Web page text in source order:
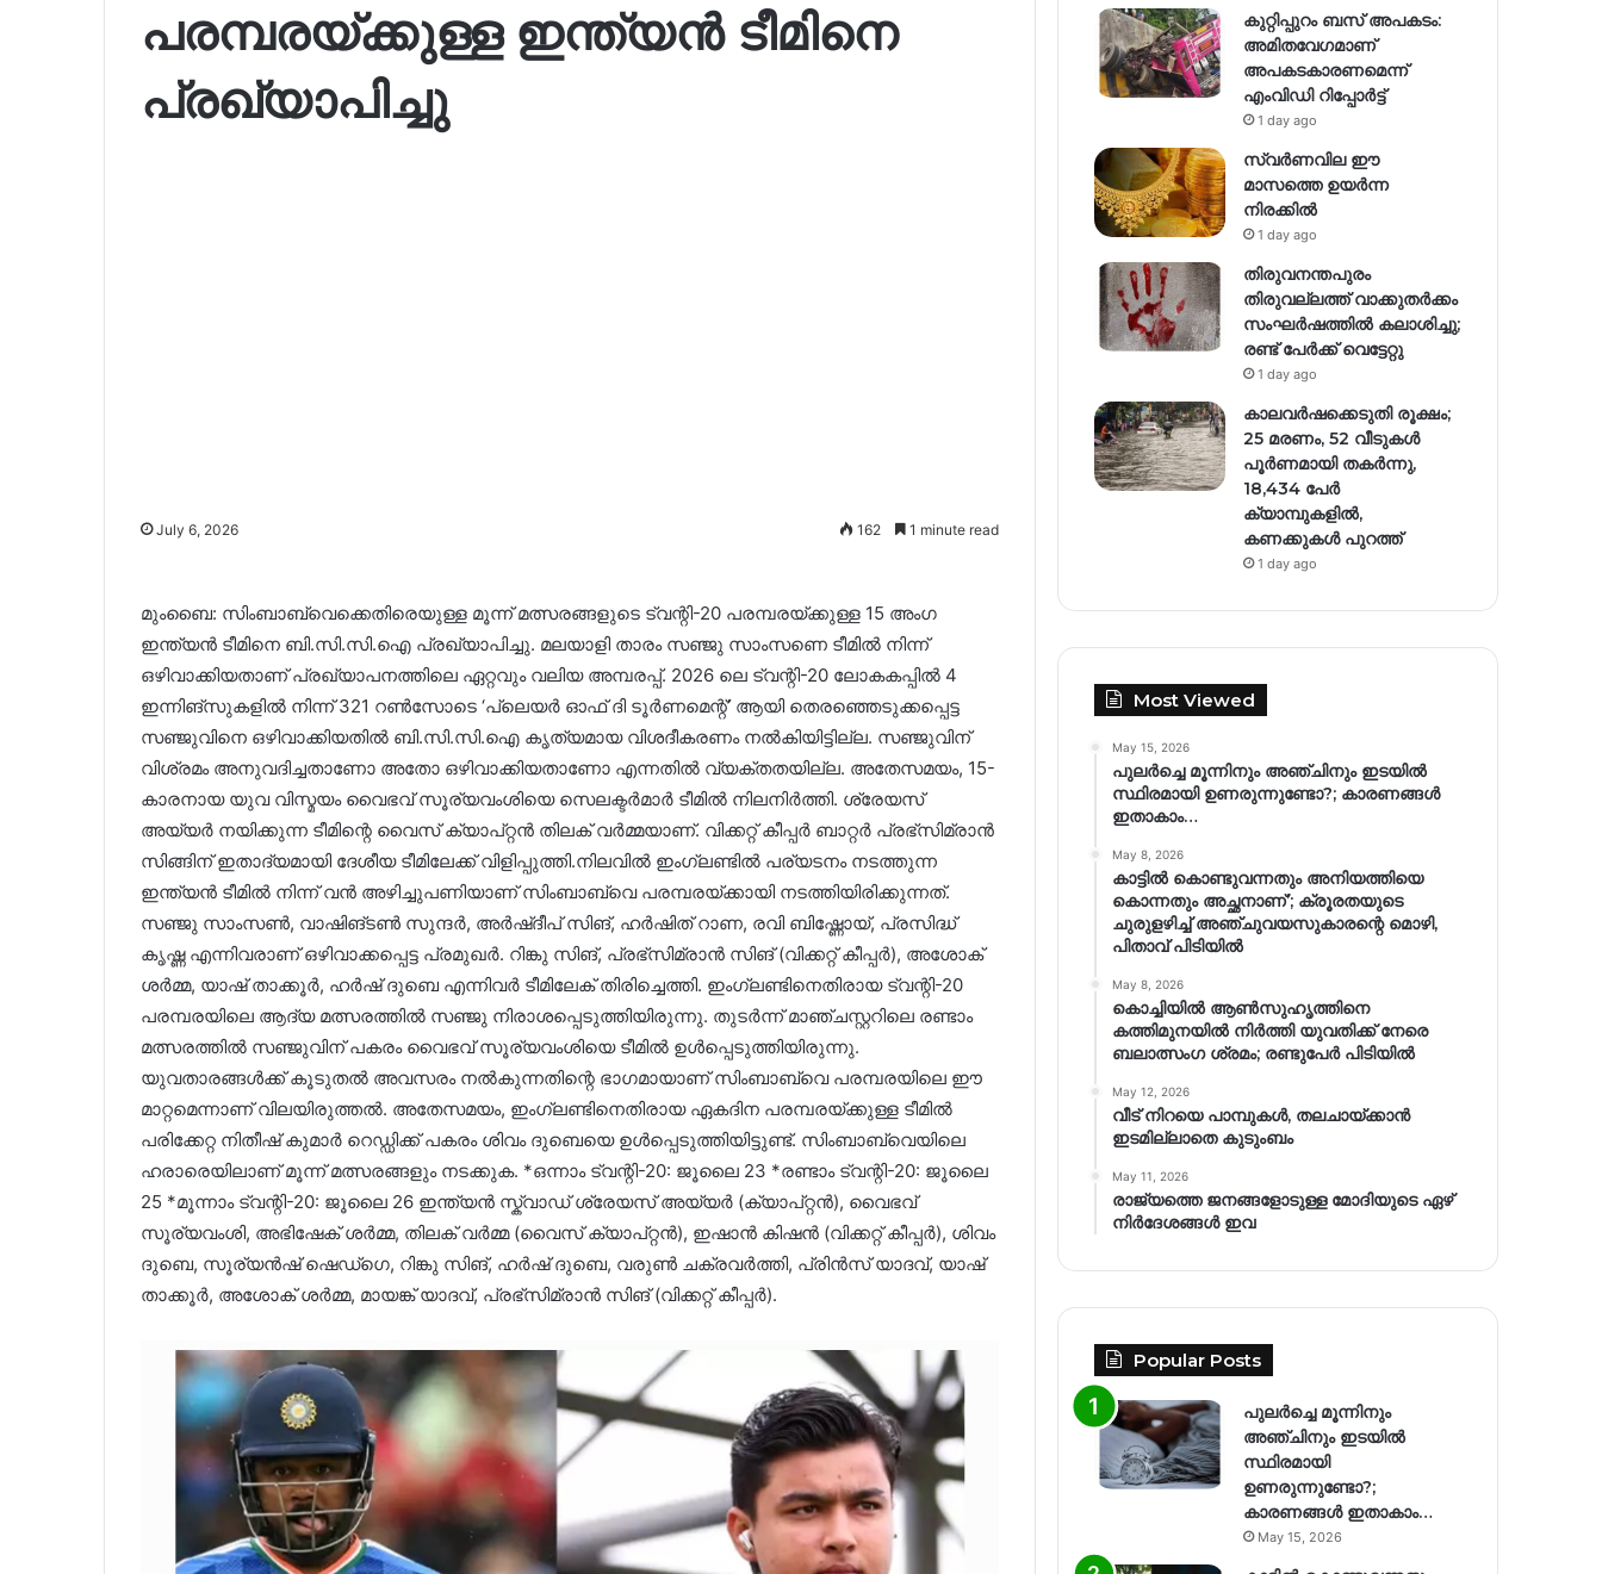
പരമ്പരയ്ക്കുള്ള ഇന്ത്യൻ ടീമിനെ
പ്രഖ്യാപിച്ചു
July 6, 2026 162 1 minute read
മുംബൈ: സിംബാബ്‌വെക്കെതിരെയുള്ള മൂന്ന് മത്സരങ്ങളുടെ ട്വന്റി-20 പരമ്പരയ്ക്കുള്ള 15 അംഗ
ഇന്ത്യൻ ടീമിനെ ബി.സി.സി.ഐ പ്രഖ്യാപിച്ചു. മലയാളി താരം സഞ്ജു സാംസണെ ടീമിൽ നിന്ന്
ഒഴിവാക്കിയതാണ് പ്രഖ്യാപനത്തിലെ ഏറ്റവും വലിയ അമ്പരപ്പ്. 2026 ലെ ട്വന്റി-20 ലോകകപ്പിൽ 4
ഇന്നിങ്സുകളിൽ നിന്ന് 321 റൺസോടെ ‘പ്ലെയർ ഓഫ് ദി ടൂർണമെന്റ്’ ആയി തെരഞ്ഞെടുക്കപ്പെട്ട
സഞ്ജുവിനെ ഒഴിവാക്കിയതിൽ ബി.സി.സി.ഐ കൃത്യമായ വിശദീകരണം നൽകിയിട്ടില്ല. സഞ്ജുവിന്
വിശ്രമം അനുവദിച്ചതാണോ അതോ ഒഴിവാക്കിയതാണോ എന്നതിൽ വ്യക്തതയില്ല. അതേസമയം, 15-
കാരനായ യുവ വിസ്മയം വൈഭവ് സൂര്യവംശിയെ സെലക്ടർമാർ ടീമിൽ നിലനിർത്തി. ശ്രേയസ്
അയ്യർ നയിക്കുന്ന ടീമിന്റെ വൈസ് ക്യാപ്റ്റൻ തിലക് വർമ്മയാണ്. വിക്കറ്റ് കീപ്പർ ബാറ്റർ പ്രഭ്സിമ്രാൻ
സിങ്ങിന് ഇതാദ്യമായി ദേശീയ ടീമിലേക്ക് വിളിപ്പുത്തി.നിലവിൽ ഇംഗ്ലണ്ടിൽ പര്യടനം നടത്തുന്ന
ഇന്ത്യൻ ടീമിൽ നിന്ന് വൻ അഴിച്ചുപണിയാണ് സിംബാബ്‌വെ പരമ്പരയ്ക്കായി നടത്തിയിരിക്കുന്നത്.
സഞ്ജു സാംസൺ, വാഷിങ്ടൺ സുന്ദർ, അർഷ്ദീപ് സിങ്, ഹർഷിത് റാണ, രവി ബിഷ്ണോയ്, പ്രസിദ്ധ്
കൃഷ്ണ എന്നിവരാണ് ഒഴിവാക്കപ്പെട്ട പ്രമുഖർ. റിങ്കു സിങ്, പ്രഭ്സിമ്രാൻ സിങ് (വിക്കറ്റ് കീപ്പർ), അശോക്
ശർമ്മ, യാഷ് താക്കൂർ, ഹർഷ് ദുബെ എന്നിവർ ടീമിലേക് തിരിച്ചെത്തി. ഇംഗ്ലണ്ടിനെതിരായ ട്വന്റി-20
പരമ്പരയിലെ ആദ്യ മത്സരത്തിൽ സഞ്ജു നിരാശപ്പെടുത്തിയിരുന്നു. തുടർന്ന് മാഞ്ചസ്റ്ററിലെ രണ്ടാം
മത്സരത്തിൽ സഞ്ജുവിന് പകരം വൈഭവ് സൂര്യവംശിയെ ടീമിൽ ഉൾപ്പെടുത്തിയിരുന്നു.
യുവതാരങ്ങൾക്ക് കൂടുതൽ അവസരം നൽകുന്നതിന്റെ ഭാഗമായാണ് സിംബാബ്‌വെ പരമ്പരയിലെ ഈ
മാറ്റമെന്നാണ് വിലയിരുത്തൽ. അതേസമയം, ഇംഗ്ലണ്ടിനെതിരായ ഏകദിന പരമ്പരയ്ക്കുള്ള ടീമിൽ
പരിക്കേറ്റ നിതീഷ് കുമാർ റെഡ്ഡിക്ക് പകരം ശിവം ദുബെയെ ഉൾപ്പെടുത്തിയിട്ടുണ്ട്. സിംബാബ്‌വെയിലെ
ഹരാരെയിലാണ് മൂന്ന് മത്സരങ്ങളും നടക്കുക. *ഒന്നാം ട്വന്റി-20: ജൂലൈ 23 *രണ്ടാം ട്വന്റി-20: ജൂലൈ
25 *മൂന്നാം ട്വന്റി-20: ജൂലൈ 26 ഇന്ത്യൻ സ്ക്വാഡ്‌ ശ്രേയസ് അയ്യർ (ക്യാപ്റ്റൻ), വൈഭവ്
സൂര്യവംശി, അഭിഷേക് ശർമ്മ, തിലക് വർമ്മ (വൈസ് ക്യാപ്റ്റൻ), ഇഷാൻ കിഷൻ (വിക്കറ്റ് കീപ്പർ), ശിവം
ദുബെ, സൂര്യൻഷ് ഷെഡ്ഗെ, റിങ്കു സിങ്, ഹർഷ് ദുബെ, വരുൺ ചക്രവർത്തി, പ്രിൻസ് യാദവ്, യാഷ്
താക്കൂർ, അശോക് ശർമ്മ, മായങ്ക് യാദവ്, പ്രഭ്സിമ്രാൻ സിങ് (വിക്കറ്റ് കീപ്പർ).
കുറ്റിപ്പുറം ബസ് അപകടം:
അമിതവേഗമാണ്
അപകടകാരണമെന്ന്
എംവിഡി റിപ്പോർട്ട്
1 day ago
സ്വര്‍ണവില ഈ
മാസത്തെ ഉയര്‍ന്ന
നിരക്കില്‍
1 day ago
തിരുവനന്തപുരം
തിരുവല്ലത്ത് വാക്കുതർക്കം
സംഘർഷത്തിൽ കലാശിച്ചു;
രണ്ട് പേർക്ക് വെട്ടേറ്റു
1 day ago
കാലവർഷക്കെടുതി രൂക്ഷം;
25 മരണം, 52 വീ‌ടുകൾ
പൂർണമായി തകർന്നു,
18,434 പേർ
ക്യാമ്പുകളിൽ,
കണക്കുകൾ പുറത്ത്
1 day ago
Most Viewed
May 15, 2026
പുലർച്ചെ മൂന്നിനും അഞ്ചിനും ഇടയിൽ
സ്ഥിരമായി ഉണരുന്നുണ്ടോ?; കാരണങ്ങള്‍
ഇതാകാം…
May 8, 2026
കാട്ടിൽ കൊണ്ടുവന്നതും അനിയത്തിയെ
കൊന്നതും അച്ഛനാണ്’; ക്രൂരതയുടെ
ചുരുളഴിച്ച് അഞ്ചുവയസുകാരന്റെ മൊഴി,
പിതാവ് പിടിയിൽ
May 8, 2026
കൊച്ചിയിൽ ആൺസുഹൃത്തിനെ
കത്തിമുനയിൽ നിർത്തി യുവതിക്ക് നേരെ
ബലാത്സംഗ​ ശ്രമം; രണ്ടുപേർ പിടിയിൽ
May 12, 2026
വീട് നിറയെ പാമ്പുകൾ, തലചായ്ക്കാൻ
ഇടമില്ലാതെ കുടുംബം
May 11, 2026
രാജ്യത്തെ ജനങ്ങളോടുള്ള മോദിയുടെ ഏഴ്
നിര്‍ദേശങ്ങള്‍ ഇവ
Popular Posts
പുലർച്ചെ മൂന്നിനും
അഞ്ചിനും ഇടയിൽ
സ്ഥിരമായി
ഉണരുന്നുണ്ടോ?;
കാരണങ്ങള്‍ ഇതാകാം…
May 15, 2026